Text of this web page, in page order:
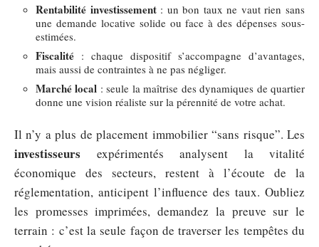
Rentabilité investissement: un bon taux ne vaut rien sans
une demande locative solide ou face à des dépenses sous-
estimées.
Fiscalité : chaque dispositif s’accompagne d’avantages,
mais aussi de contraintes à ne pas négliger.
Marché local : seule la maîtrise des dynamiques de quartier
donne une vision réaliste sur la pérennité de votre achat.
Il n’y a plus de placement immobilier “sans risque”. Les
investisseurs expérimentés analysent la vitalité
économique des secteurs, restent à l’écoute de la
réglementation, anticipent l’influence des taux. Oubliez
les promesses imprimées, demandez la preuve sur le
terrain : c’est la seule façon de traverser les tempêtes du